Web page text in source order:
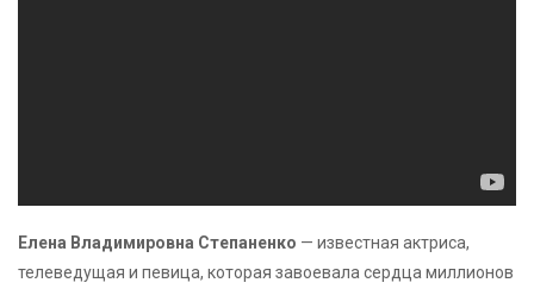
Елена Владимировна Степаненко — известная актриса,
телеведущая и певица, которая завоевала сердца миллионов